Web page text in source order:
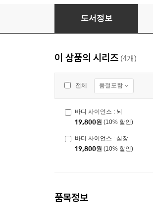
바디 사이언스 : 심장
도서정보
이 상품의 시리즈 (4개)
전체 품절포함
바디 사이언스 : 뇌
19,800원 (10% 할인)
바디 사이언스 : 심장
19,800원 (10% 할인)
품목정보